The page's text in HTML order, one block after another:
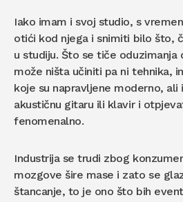
Iako imam i svoj studio, s
otići kod njega i snimiti bilo što,
u studiju. Što se tiče oduzimanja
može ništa učiniti pa ni tehnika,
koje su napravljene moderno,
akustičnu gitaru ili klavir i
fenomenalno.
Industrija se trudi zbog
mozgove šire mase i zato se
štancanje, to je ono što bih